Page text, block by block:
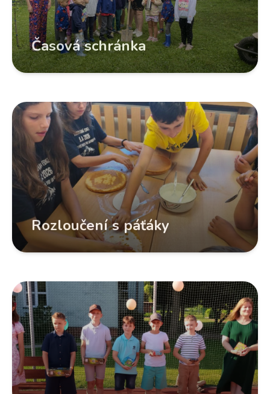
Časová schránka
Rozloučení s páťáky